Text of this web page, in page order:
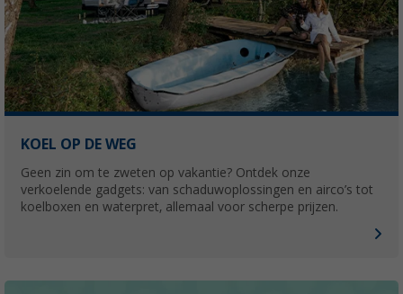
KOEL OP DE WEG
Geen zin om te zweten op vakantie? Ontdek onze
verkoelende gadgets: van schaduwoplossingen en airco’s tot
koelboxen en waterpret, allemaal voor scherpe prijzen.